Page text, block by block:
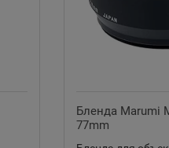
Бленда Marumi
77mm